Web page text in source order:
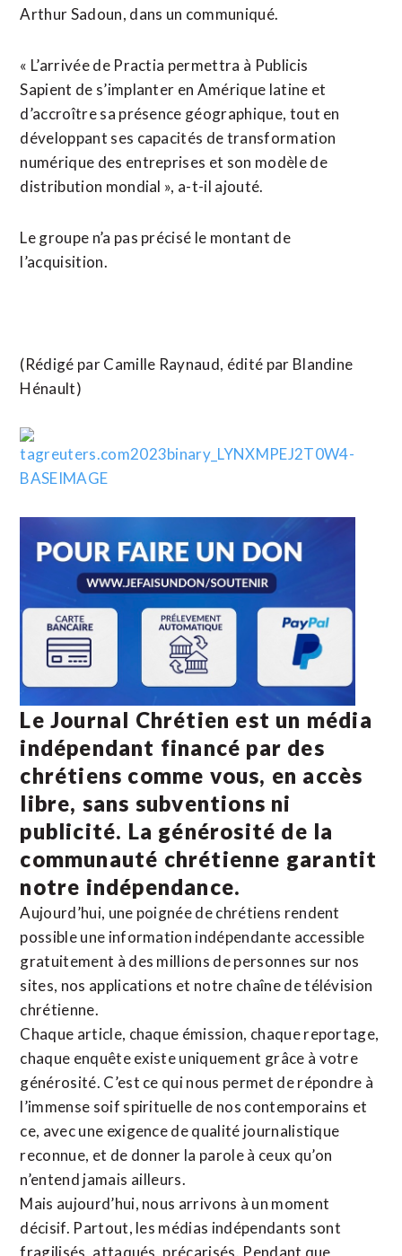
Arthur Sadoun, dans un communiqué.
« L’arrivée de Practia permettra à Publicis
Sapient de s’implanter en Amérique latine et
d’accroître sa présence géographique, tout en
développant ses capacités de transformation
numérique des entreprises et son modèle de
distribution mondial », a-t-il ajouté.
Le groupe n’a pas précisé le montant de
l’acquisition.
(Rédigé par Camille Raynaud, édité par Blandine
Hénault)
Le Journal Chrétien est un média
indépendant financé par des
chrétiens comme vous, en accès
libre, sans subventions ni
publicité. La générosité de la
communauté chrétienne garantit
notre indépendance.
Aujourd’hui, une poignée de chrétiens rendent
possible une information indépendante accessible
gratuitement à des millions de personnes sur nos
sites, nos applications et notre chaîne de télévision
chrétienne.
Chaque article, chaque émission, chaque reportage,
chaque enquête existe uniquement grâce à votre
générosité. C’est ce qui nous permet de répondre à
l’immense soif spirituelle de nos contemporains et
ce, avec une exigence de qualité journalistique
reconnue, et de donner la parole à ceux qu’on
n’entend jamais ailleurs.
Mais aujourd’hui, nous arrivons à un moment
décisif. Partout, les médias indépendants sont
fragilisés, attaqués, précarisés. Pendant que